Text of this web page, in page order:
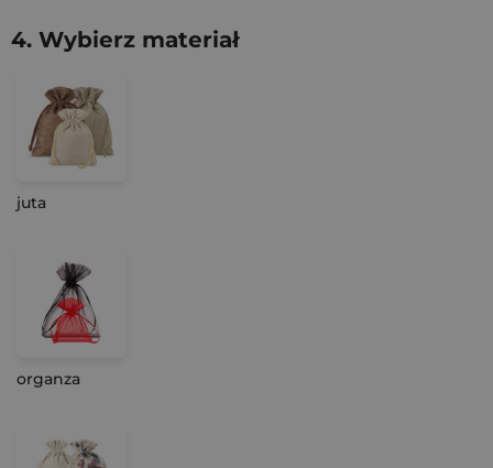
4. Wybierz materiał
juta
organza